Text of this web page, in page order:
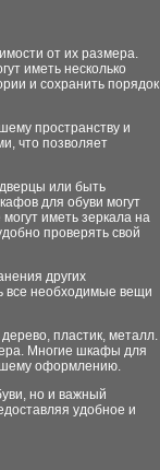
от их размера.
иметь несколько
и сохранить порядок
пространству и
что позволяет
или быть
для обуви могут
иметь зеркала на
проверять свой
других
все необходимые вещи
пластик, металл.
Многие шкафы для
оформлению.
но и важный
удобное и